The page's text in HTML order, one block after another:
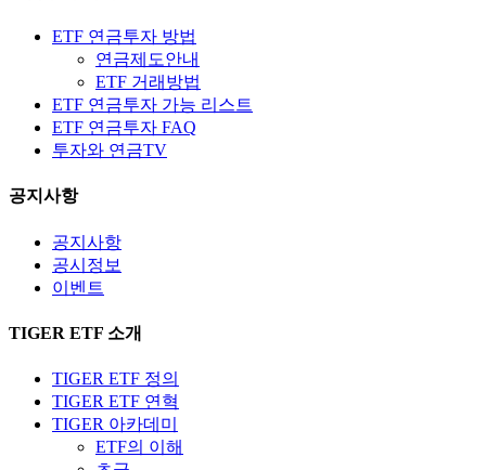
ETF 연금투자 방법
연금제도안내
ETF 거래방법
ETF 연금투자 가능 리스트
ETF 연금투자 FAQ
투자와 연금TV
공지사항
공지사항
공시정보
이벤트
TIGER ETF 소개
TIGER ETF 정의
TIGER ETF 연혁
TIGER 아카데미
ETF의 이해